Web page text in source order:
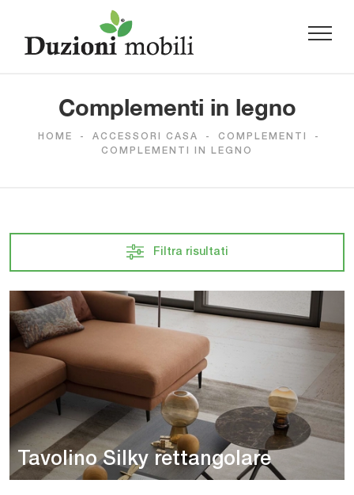
Complementi in legno
HOME - ACCESSORI CASA - COMPLEMENTI
-
COMPLEMENTI IN LEGNO
Filtra risultati
Tavolino Silky rettangolare